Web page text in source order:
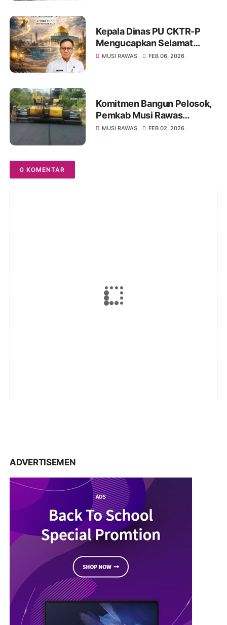
Kepala Dinas PU CKTR-P
Mengucapkan Selamat
Memperingati Isra Miraj Nabi
MUSI RAWAS FEB 06, 2026
Komitmen Bangun Pelosok,
Pemkab Musi Rawas
Rampungkan 15 Proyek
MUSI RAWAS FEB 02, 2026
0 KOMENTAR
ADVERTISEMEN